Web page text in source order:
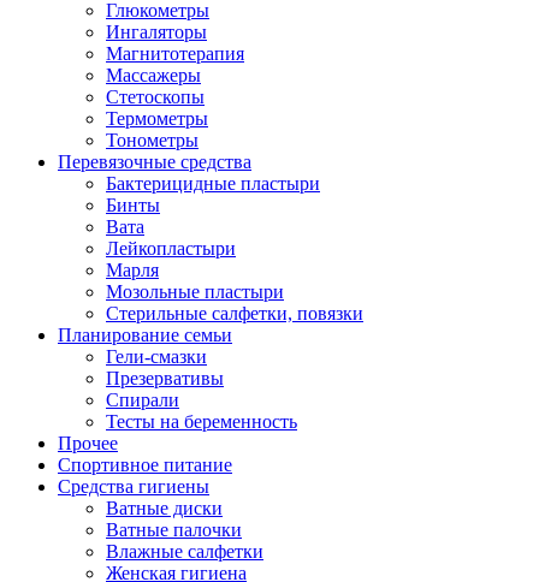
Глюкометры
Ингаляторы
Магнитотерапия
Массажеры
Стетоскопы
Термометры
Тонометры
Перевязочные средства
Бактерицидные пластыри
Бинты
Вата
Лейкопластыри
Марля
Мозольные пластыри
Стерильные салфетки, повязки
Планирование семьи
Гели-смазки
Презервативы
Спирали
Тесты на беременность
Прочее
Спортивное питание
Средства гигиены
Ватные диски
Ватные палочки
Влажные салфетки
Женская гигиена